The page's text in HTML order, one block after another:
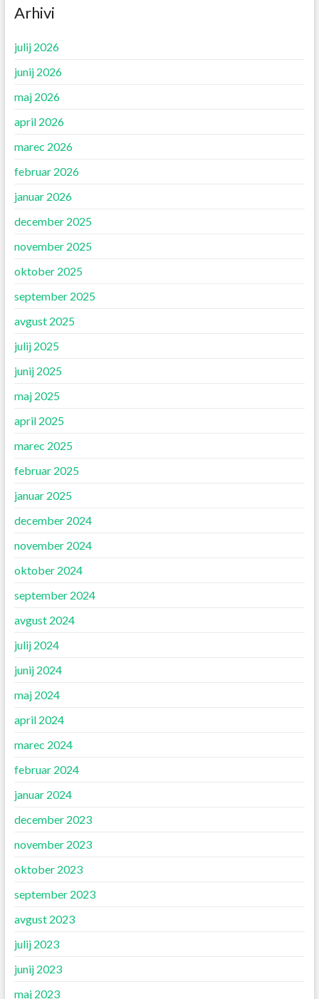
Arhivi
julij 2026
junij 2026
maj 2026
april 2026
marec 2026
februar 2026
januar 2026
december 2025
november 2025
oktober 2025
september 2025
avgust 2025
julij 2025
junij 2025
maj 2025
april 2025
marec 2025
februar 2025
januar 2025
december 2024
november 2024
oktober 2024
september 2024
avgust 2024
julij 2024
junij 2024
maj 2024
april 2024
marec 2024
februar 2024
januar 2024
december 2023
november 2023
oktober 2023
september 2023
avgust 2023
julij 2023
junij 2023
maj 2023